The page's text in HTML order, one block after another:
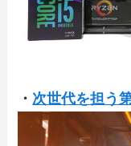
・ 次世代を担う